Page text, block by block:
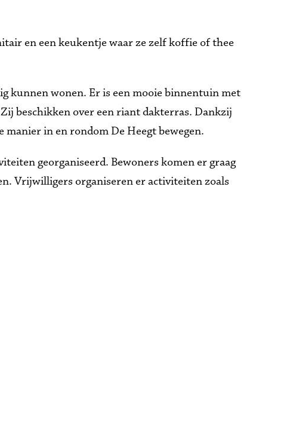
en een keukentje waar ze zelf koffie of thee
kunnen wonen. Er is een mooie binnentuin met
beschikken over een riant dakterras. Dankzij
manier in en rondom De Heegt bewegen.
georganiseerd. Bewoners komen er graag
Vrijwilligers organiseren er activiteiten zoals